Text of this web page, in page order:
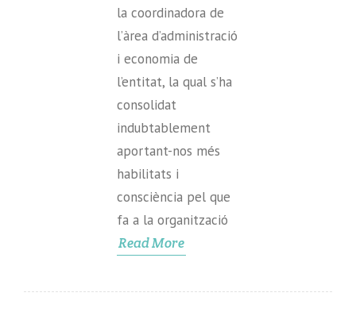
la coordinadora de
l’àrea d’administració
i economia de
l’entitat, la qual s’ha
consolidat
indubtablement
aportant-nos més
habilitats i
consciència pel que
fa a la organització
Read More